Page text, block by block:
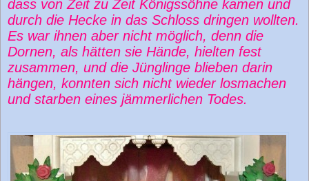
dass von Zeit zu Zeit Königssöhne kamen und
durch die Hecke in das Schloss dringen wollten.
Es war ihnen aber nicht möglich, denn die
Dornen, als hätten sie Hände, hielten fest
zusammen, und die Jünglinge blieben darin
hängen, konnten sich nicht wieder losmachen
und starben eines jämmerlichen Todes.